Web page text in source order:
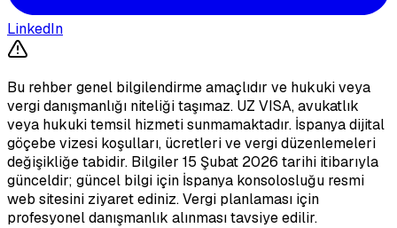
LinkedIn
Bu rehber genel bilgilendirme amaçlıdır ve hukuki veya
vergi danışmanlığı niteliği taşımaz. UZ VISA, avukatlık
veya hukuki temsil hizmeti sunmamaktadır. İspanya dijital
göçebe vizesi koşulları, ücretleri ve vergi düzenlemeleri
değişikliğe tabidir. Bilgiler 15 Şubat 2026 tarihi itibarıyla
günceldir; güncel bilgi için İspanya konsolosluğu resmi
web sitesini ziyaret ediniz. Vergi planlaması için
profesyonel danışmanlık alınması tavsiye edilir.